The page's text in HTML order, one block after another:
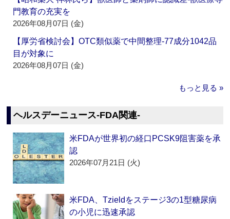
門教育の充実を
2026年08月07日 (金)
【厚労省検討会】OTC類似薬で中間整理‐77成分1042品
目が対象に
2026年08月07日 (金)
もっと見る »
ヘルスデーニュース‐FDA関連‐
米FDAが世界初の経口PCSK9阻害薬を承
認
2026年07月21日 (火)
米FDA、Tzieldをステージ3の1型糖尿病
の小児に迅速承認